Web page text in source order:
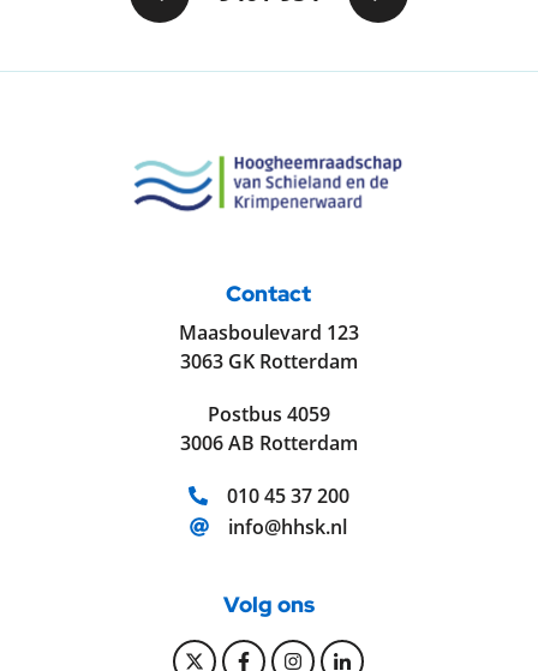
Vorige pagina Volgende
Contact
Maasboulevard 123
3063 GK Rotterdam
Postbus 4059
3006 AB Rotterdam
Telefoonnummer:
010 45 37 200
E-mailadres:
info@hhsk.nl
Volg ons